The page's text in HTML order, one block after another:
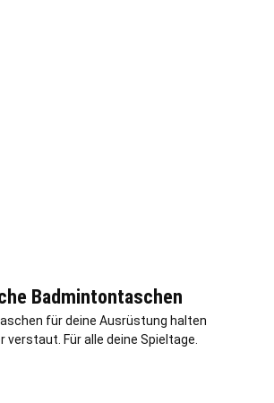
Badmintontaschen
für deine Ausrüstung halten
verstaut. Für alle deine Spieltage.